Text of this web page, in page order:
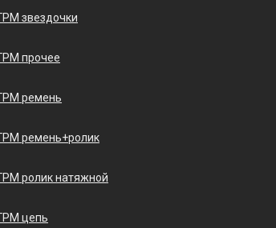
звездочки
прочее
ремень
ремень+ролик
ролик натяжной
цепь